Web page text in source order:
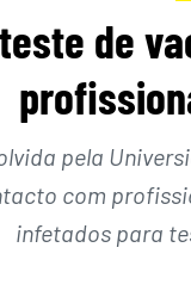
de
pela
com
infetados para